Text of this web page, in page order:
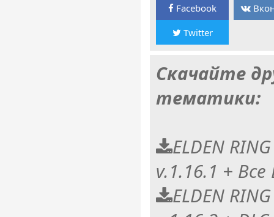
Facebook
Twitter
Скачайте
тематики:
ELDEN
v.1.16.1 + Все
ELDEN